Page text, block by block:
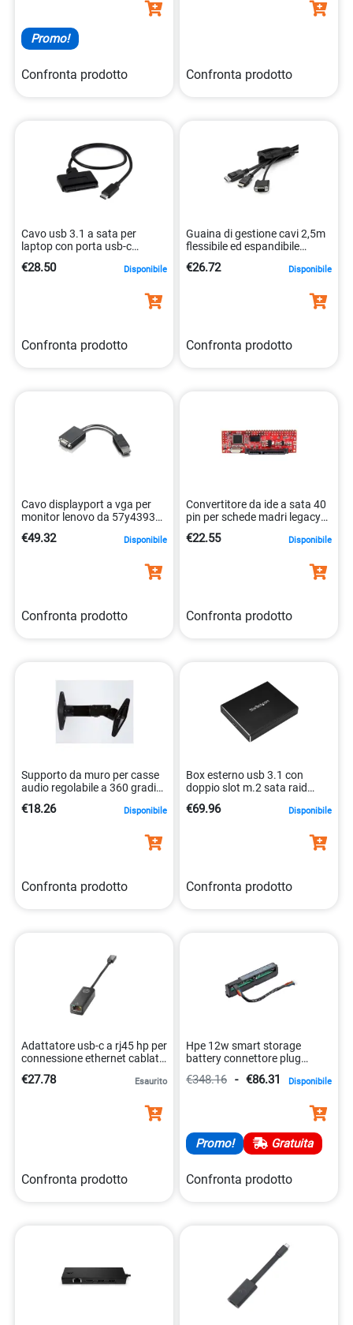
Promo!
Confronta prodotto Confronta prodotto
Cavo usb 3.1 a sata per
laptop con porta usb-c
€28.50 Disponibile
Confronta prodotto
Guaina di gestione cavi 2,5m
flessibile ed espandibile
0065030887106
€26.72 Disponibile
Confronta prodotto
Cavo displayport a vga per
monitor lenovo da 57y4393
€49.32 Disponibile
Confronta prodotto
Convertitore da ide a sata 40
pin per schede madri legacy
€22.55 Disponibile
Confronta prodotto
Supporto da muro per casse
audio regolabile a 360 gradi
€18.26 Disponibile
Confronta prodotto
Box esterno usb 3.1 con
doppio slot m.2 sata raid
€69.96 Disponibile
Confronta prodotto
Adattatore usb-c a rj45 hp per
connessione ethernet cablata
€27.78 Esaurito
Confronta prodotto
Hpe 12w smart storage
battery connettore plug
€348.16 - €86.31 Disponibile
Promo! Gratuita
Confronta prodotto